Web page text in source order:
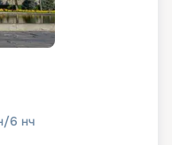
/6 нч